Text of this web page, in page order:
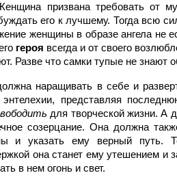
призвана требовать от
его к лучшему. Тогда всю
женщины в образе ангела не
героя всегда и от своего
Разве что самки тупые не знают
наращивать в себе и
представляя
для творческой жизни. А
созерцание. Она должна
и указать ему верный путь.
она станет ему утешением и
в нем огонь и свет.